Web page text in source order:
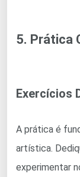
5. Prática
Exercícios
A prática é
artística.
experimentar